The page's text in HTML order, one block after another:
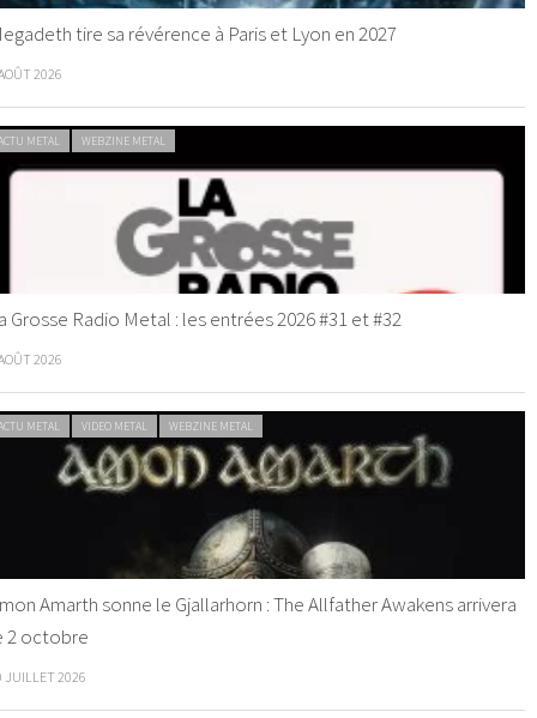
tire sa révérence à Paris et Lyon en 2027
2026
METAL WEBZINE METAL
Grosse Radio Metal : les entrées 2026 #31 et #32
2026
METAL VIDEO METAL WEBZINE METAL
Amarth sonne le Gjallarhorn : The Allfather Awakens arrivera
2 octobre
JUILLET 2026